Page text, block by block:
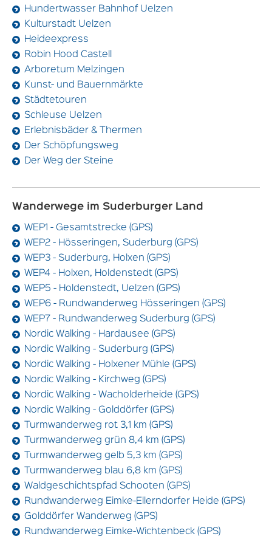
Hundertwasser Bahnhof Uelzen
Kulturstadt Uelzen
Heideexpress
Robin Hood Castell
Arboretum Melzingen
Kunst- und Bauernmärkte
Städtetouren
Schleuse Uelzen
Erlebnisbäder & Thermen
Der Schöpfungsweg
Der Weg der Steine
Wanderwege im Suderburger Land
WEP1 - Gesamtstrecke (GPS)
WEP2 - Hösseringen, Suderburg (GPS)
WEP3 - Suderburg, Holxen (GPS)
WEP4 - Holxen, Holdenstedt (GPS)
WEP5 - Holdenstedt, Uelzen (GPS)
WEP6 - Rundwanderweg Hösseringen (GPS)
WEP7 - Rundwanderweg Suderburg (GPS)
Nordic Walking - Hardausee (GPS)
Nordic Walking - Suderburg (GPS)
Nordic Walking - Holxener Mühle (GPS)
Nordic Walking - Kirchweg (GPS)
Nordic Walking - Wacholderheide (GPS)
Nordic Walking - Golddörfer (GPS)
Turmwanderweg rot 3,1 km (GPS)
Turmwanderweg grün 8,4 km (GPS)
Turmwanderweg gelb 5,3 km (GPS)
Turmwanderweg blau 6,8 km (GPS)
Waldgeschichtspfad Schooten (GPS)
Rundwanderweg Eimke-Ellerndorfer Heide (GPS)
Golddörfer Wanderweg (GPS)
Rundwanderweg Eimke-Wichtenbeck (GPS)